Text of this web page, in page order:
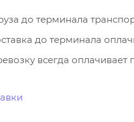
до терминала
до терминала
всегда